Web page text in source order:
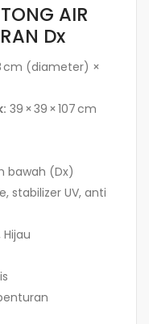
AIR
Dx
cm (diameter) ×
39 × 39 × 107 cm
bawah (Dx)
stabilizer UV, anti
Hijau